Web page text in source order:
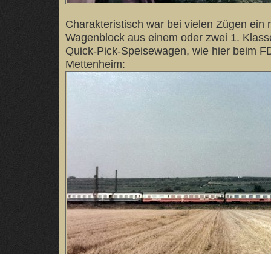
Charakteristisch war bei vielen Zügen ein
Wagenblock aus einem oder zwei 1.
Quick-Pick-Speisewagen, wie hier beim
Mettenheim: